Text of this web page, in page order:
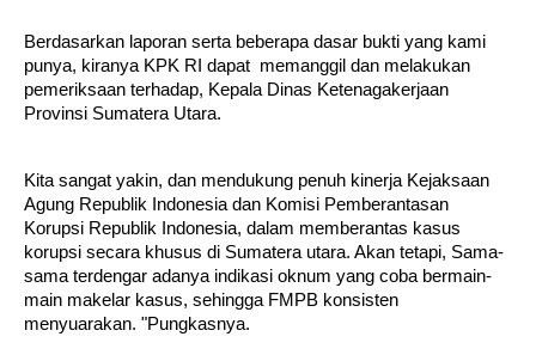
Berdasarkan laporan serta beberapa dasar bukti yang kami
punya, kiranya KPK RI dapat memanggil dan melakukan
pemeriksaan terhadap, Kepala Dinas Ketenagakerjaan
Provinsi Sumatera Utara.
Kita sangat yakin, dan mendukung penuh kinerja Kejaksaan
Agung Republik Indonesia dan Komisi Pemberantasan
Korupsi Republik Indonesia, dalam memberantas kasus
korupsi secara khusus di Sumatera utara. Akan tetapi, Sama-
sama terdengar adanya indikasi oknum yang coba bermain-
main makelar kasus, sehingga FMPB konsisten
menyuarakan. "Pungkasnya.